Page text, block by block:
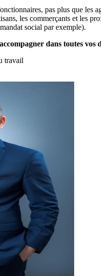
pas plus que les
les commerçants et les
social par exemple).
dans toutes
travail